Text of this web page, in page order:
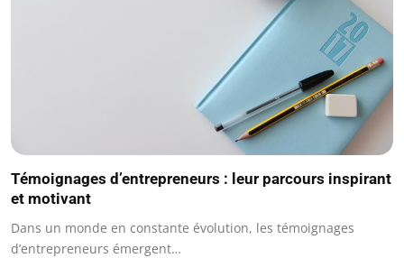
Témoignages d’entrepreneurs : leur parcours inspirant
et motivant
Dans un monde en constante évolution, les témoignages
d’entrepreneurs émergent…